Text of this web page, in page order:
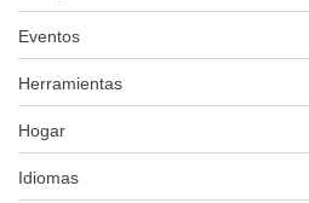
Eventos
Herramientas
Hogar
Idiomas